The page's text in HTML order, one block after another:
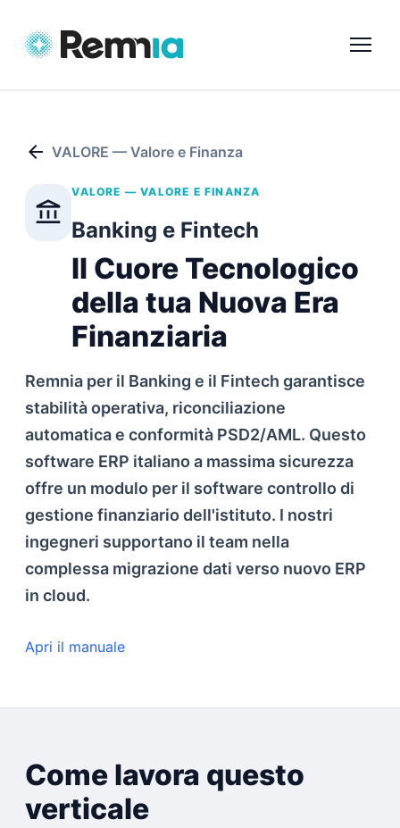
arrow_back VALORE — Valore e Finanza
account_balance
VALORE — VALORE E FINANZA
Banking e Fintech
Il Cuore Tecnologico
della tua Nuova Era
Finanziaria
Remnia per il Banking e il Fintech garantisce
stabilità operativa, riconciliazione
automatica e conformità PSD2/AML. Questo
software ERP italiano a massima sicurezza
offre un modulo per il software controllo di
gestione finanziario dell'istituto. I nostri
ingegneri supportano il team nella
complessa migrazione dati verso nuovo ERP
in cloud.
Apri il manuale
Come lavora questo
verticale